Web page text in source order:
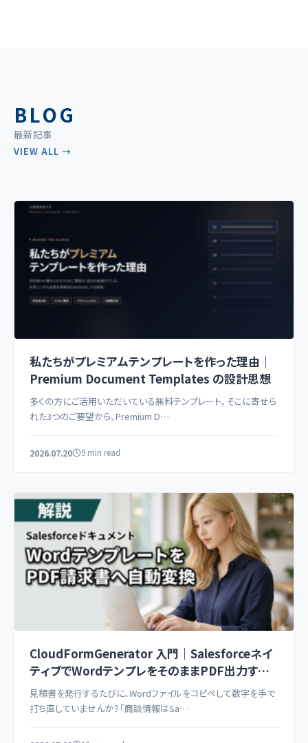
BLOG
最新記事
VIEW ALL →
私たちがプレミアムテンプレートを作った理由｜
Premium Document Templates の設計思想
多くの方にご活用いただいている無料テンプレート。そこに寄せら
れた3つのご要望から、Premium D…
2026.07.20 9 min read
CloudFormGenerator 入門｜Salesforceネイ
ティブでWordテンプレをそのままPDF出力する
帳票ジェネレーター
見積書を発行するたびに、Wordファイルをコピペして数字を手で
打ち直していませんか？「商談情報はSa…